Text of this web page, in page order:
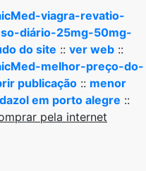
viagra-revatio-
diário-25mg-50mg-
do site :: ver web ::
melhor-preço-do-
publicação :: menor
em porto alegre ::
pela internet